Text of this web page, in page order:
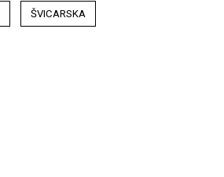
ŠVICARSKA